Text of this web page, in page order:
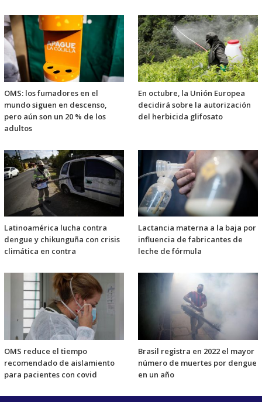
OMS: los fumadores en el
mundo siguen en descenso,
pero aún son un 20 % de los
adultos
En octubre, la Unión Europea
decidirá sobre la autorización
del herbicida glifosato
Latinoamérica lucha contra
dengue y chikunguña con crisis
climática en contra
Lactancia materna a la baja por
influencia de fabricantes de
leche de fórmula
OMS reduce el tiempo
recomendado de aislamiento
para pacientes con covid
Brasil registra en 2022 el mayor
número de muertes por dengue
en un año